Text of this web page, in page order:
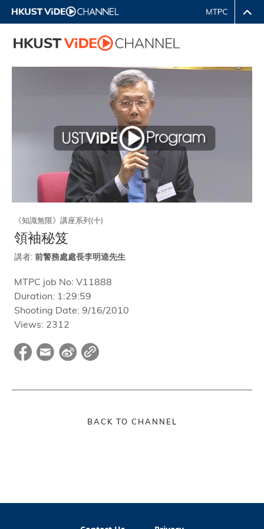
《知識無限》講座系列(十)
領袖秘笈
講者: 前警務處處長李明逵先生
MTPC job No: V11888
Duration: 1:29:59
Shooting Date: 9/16/2010
Views: 2312
BACK TO CHANNEL